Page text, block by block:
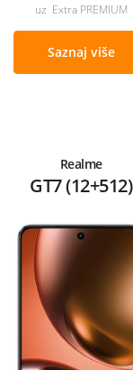
uz Extra PREMIUM
Saznaj više
Realme
GT7 (12+512)